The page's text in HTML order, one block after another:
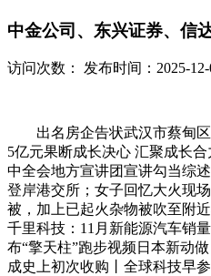
中金公司、东兴证券、信
访问次数： 发布时间：2025-12-
出名房企告状武汉市蔡甸区
5亿元果断成长决心 汇聚成长
中全会地方宣讲团宣讲勾当综
登岸港交所；女子回忆大火现
被，加上已起火杂物被吹至附
千里科技：11月新能源汽车销
布“擎天柱”跑步视频日本新动
成史上初次收购丨全球科技早